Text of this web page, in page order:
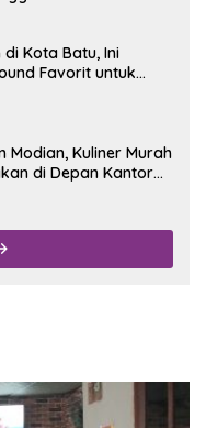
Kota Batu, Ini
Favorit untuk
Modian, Kuliner Murah
di Depan Kantor